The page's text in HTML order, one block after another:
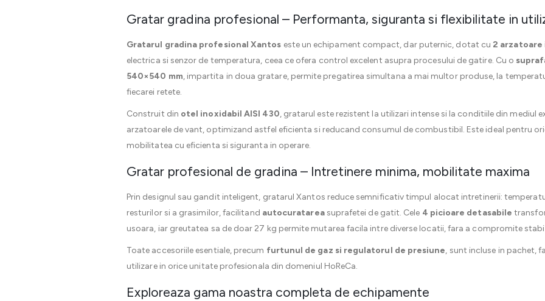
Gratar gradina profesional – Performanta, siguranta si flexibilitate in
Gratarul gradina profesional Xantos este un echipament compact, dar puternic, dotat cu 2
electrica si senzor de temperatura, ceea ce ofera control excelent asupra procesului de gatire. Cu o
540×540 mm, impartita in doua gratare, permite pregatirea simultana a mai multor produse, la
fiecarei retete.
Construit din otel inoxidabil AISI 430, gratarul este rezistent la utilizari intense si la conditiile din mediul
arzatoarele de vant, optimizand astfel eficienta si reducand consumul de combustibil. Este ideal pentru
mobilitatea cu eficienta si siguranta in operare.
Gratar profesional de gradina – Intretinere minima, mobilitate maxima
Prin designul sau gandit inteligent, gratarul Xantos reduce semnificativ timpul alocat intretinerii:
resturilor si a grasimilor, facilitand autocuratareasuprafetei de gatit. Cele 4 picioare detasabile
usoara, iar greutatea sa de doar 27 kg permite mutarea facila intre diverse locatii, fara a compromite
Toate accesoriile esentiale, precum furtunul de gaz si regulatorul de presiune, sunt incluse in pachet,
utilizare in orice unitate profesionala din domeniul HoReCa.
Exploreaza gama noastra completa de echipamente